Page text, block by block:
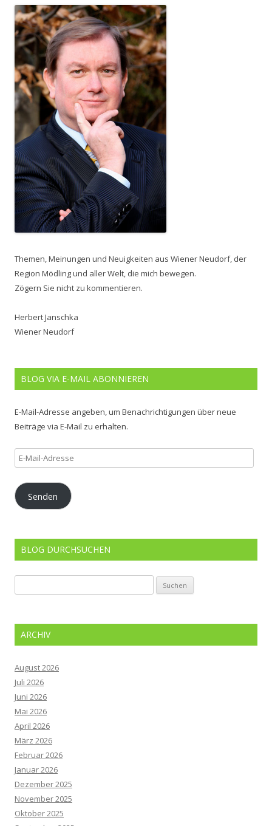
Themen, Meinungen und Neuigkeiten aus Wiener Neudorf, der
Region Mödling und aller Welt, die mich bewegen.
Zögern Sie nicht zu kommentieren.
Herbert Janschka
Wiener Neudorf
BLOG VIA E-MAIL ABONNIEREN
E-Mail-Adresse angeben, um Benachrichtigungen über neue
Beiträge via E-Mail zu erhalten.
E-
Mail-
Adresse
Senden
BLOG DURCHSUCHEN
nach:
ARCHIV
August 2026
Juli 2026
Juni 2026
Mai 2026
April 2026
März 2026
Februar 2026
Januar 2026
Dezember 2025
November 2025
Oktober 2025